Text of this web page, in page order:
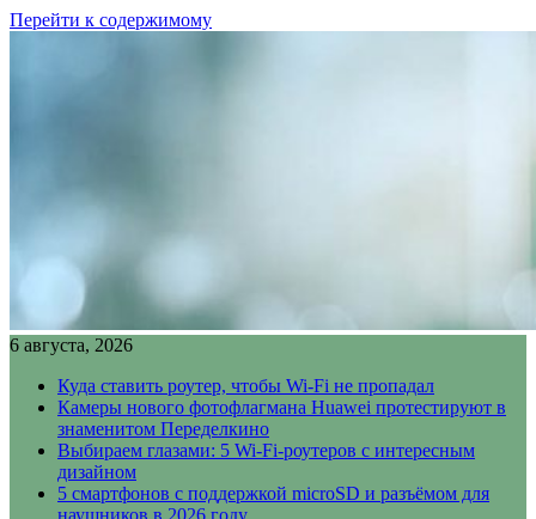
Перейти к содержимому
6 августа, 2026
Куда ставить роутер, чтобы Wi-Fi не пропадал
Камеры нового фотофлагмана Huawei протестируют в
знаменитом Переделкино
Выбираем глазами: 5 Wi-Fi-роутеров с интересным
дизайном
5 смартфонов с поддержкой microSD и разъёмом для
наушников в 2026 году